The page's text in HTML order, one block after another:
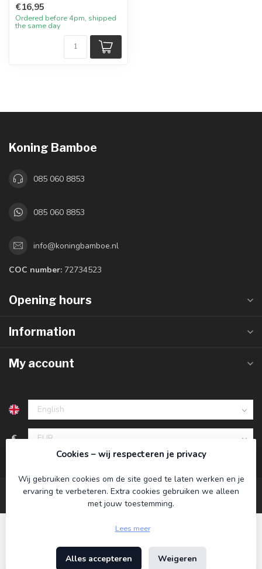
€16,95
Ordered before 4pm, shipped
the same day
Koning Bamboe
085 060 8853
085 060 8853
info@koningbamboe.nl
COC number: 72734523
Opening hours
Information
My account
€
© Copyright 2026 Koning Bamboe - Powered by
Cookies – wij respecteren je privacy
Wij gebruiken cookies om de site goed te laten werken en je
ervaring te verbeteren. Extra cookies gebruiken we alleen
met jouw toestemming.
Lees meer
Alles accepteren Weigeren